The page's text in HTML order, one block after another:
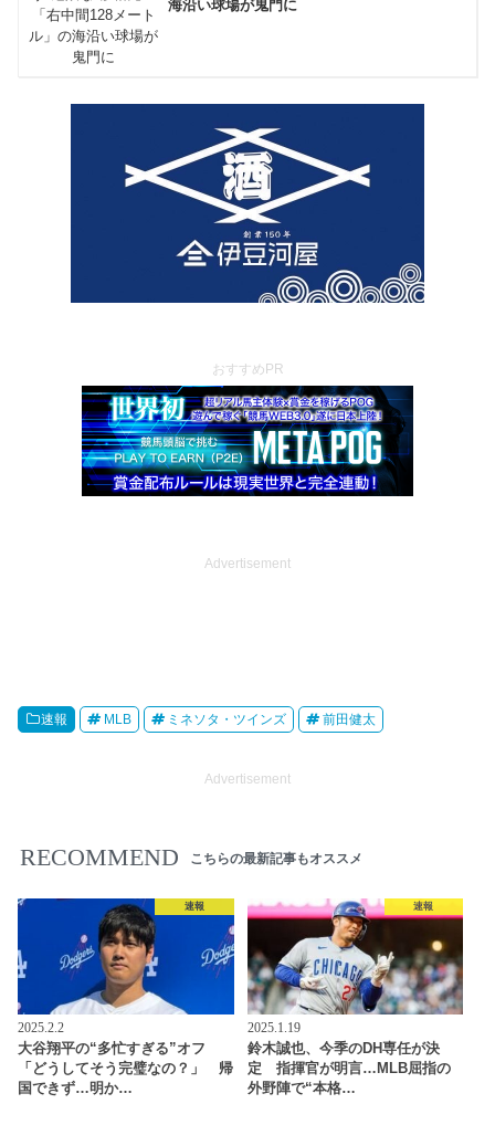
海沿い球場が鬼門に
おすすめPR
Advertisement
速報 MLB ミネソタ・ツインズ 前田健太
Advertisement
RECOMMEND こちらの最新記事もオススメ
速報
2025.2.2
大谷翔平の“多忙すぎる”オフ
「どうしてそう完璧なの？」 帰
国できず…明か…
速報
2025.1.19
鈴木誠也、今季のDH専任が決
定 指揮官が明言…MLB屈指の
外野陣で“本格…